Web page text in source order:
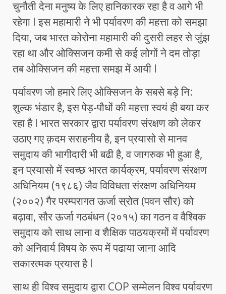
चुनौती देना मनुष्य के लिए हानिकारक रहा है व आगे भी
रहेगा l इस महामारी ने भी पर्यावरण की महत्ता को समझा
दिया, जब भारत कोरोना महामारी की दुसरी लहर से जुंझ
रहा था और ओक्सिजन कमी से कई लोगों ने दम तोड़ा
तब ओक्सिजन की महत्ता समझ में आयी l
पर्यावरण जो हमारे लिए ओक्सिजन के सबसे बड़े नि:
शुल्क भंडार है, इस पेड़-पौधों की महत्ता स्वयं ही बया कर
रहा है l भारत सरकार द्वारा पर्यावरण संरक्षण को लेकर
उठाए गए क़दम सराहनीय है, इन प्रयासो से मानव
समुदाय की भागीदारी भी बढी है, व जागरुक भी हुआ है,
इन प्रयासो में स्वच्छ भारत कार्यक्रम, पर्यावरण संरक्षण
अधिनियम (१९८६) जैव विविधता संरक्षण अधिनियम
(२००२) गैर परम्परागत ऊर्जा स्रोत (पवन सौर) को
बढ़ावा, सौर ऊर्जा गठबंधन (२०१५) का गठन व वैश्विक
समुदाय को साथ लाना व शैक्षिक पाठयक्रमों में पर्यावरण
को अनिवार्य विषय के रूप में पढाया जाना आदि
सकारत्मक प्रयास है l
साथ ही विश्व समुदाय द्वारा COP सम्मेलन विश्व पर्यावरण